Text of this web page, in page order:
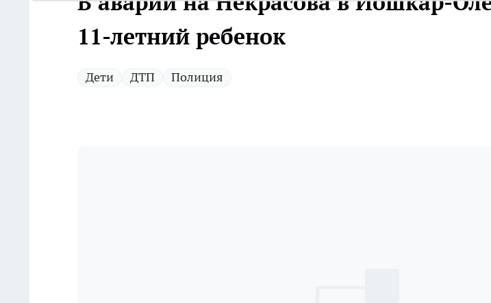
11-летний ребенок
Дети ДТП Полиция